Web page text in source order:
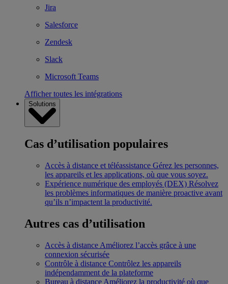
Jira
Salesforce
Zendesk
Slack
Microsoft Teams
Afficher toutes les intégrations
Solutions
Cas d’utilisation populaires
Accès à distance et téléassistance Gérez les personnes,
les appareils et les applications, où que vous soyez.
Expérience numérique des employés (DEX) Résolvez
les problèmes informatiques de manière proactive avant
qu’ils n’impactent la productivité.
Autres cas d’utilisation
Accès à distance Améliorez l’accès grâce à une
connexion sécurisée
Contrôle à distance Contrôlez les appareils
indépendamment de la plateforme
Bureau à distance Améliorez la productivité où que